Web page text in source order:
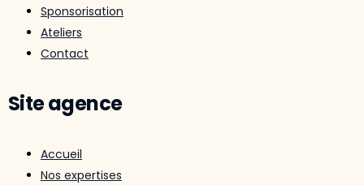
Sponsorisation
Ateliers
Contact
Site agence
Accueil
Nos expertises